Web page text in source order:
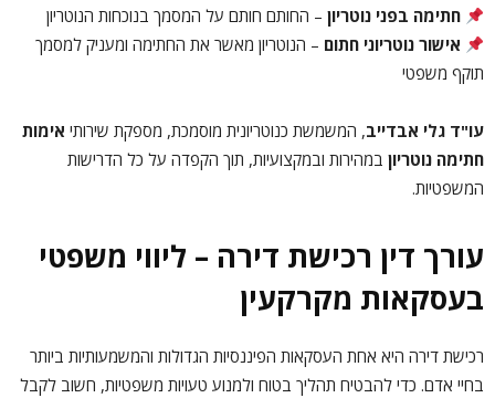
חתימה בפני נוטריון – החותם חותם על המסמך בנוכחות הנוטריון
אישור נוטריוני חתום – הנוטריון מאשר את החתימה ומעניק למסמך
תוקף משפטי
עו"ד גלי אבדייב, המשמשת כנוטריונית מוסמכת, מספקת שירותי אימות
חתימה נוטריון במהירות ובמקצועיות, תוך הקפדה על כל הדרישות
המשפטיות.
עורך דין רכישת דירה – ליווי משפטי
בעסקאות מקרקעין
רכישת דירה היא אחת העסקאות הפיננסיות הגדולות והמשמעותיות ביותר
בחיי אדם. כדי להבטיח תהליך בטוח ולמנוע טעויות משפטיות, חשוב לקבל